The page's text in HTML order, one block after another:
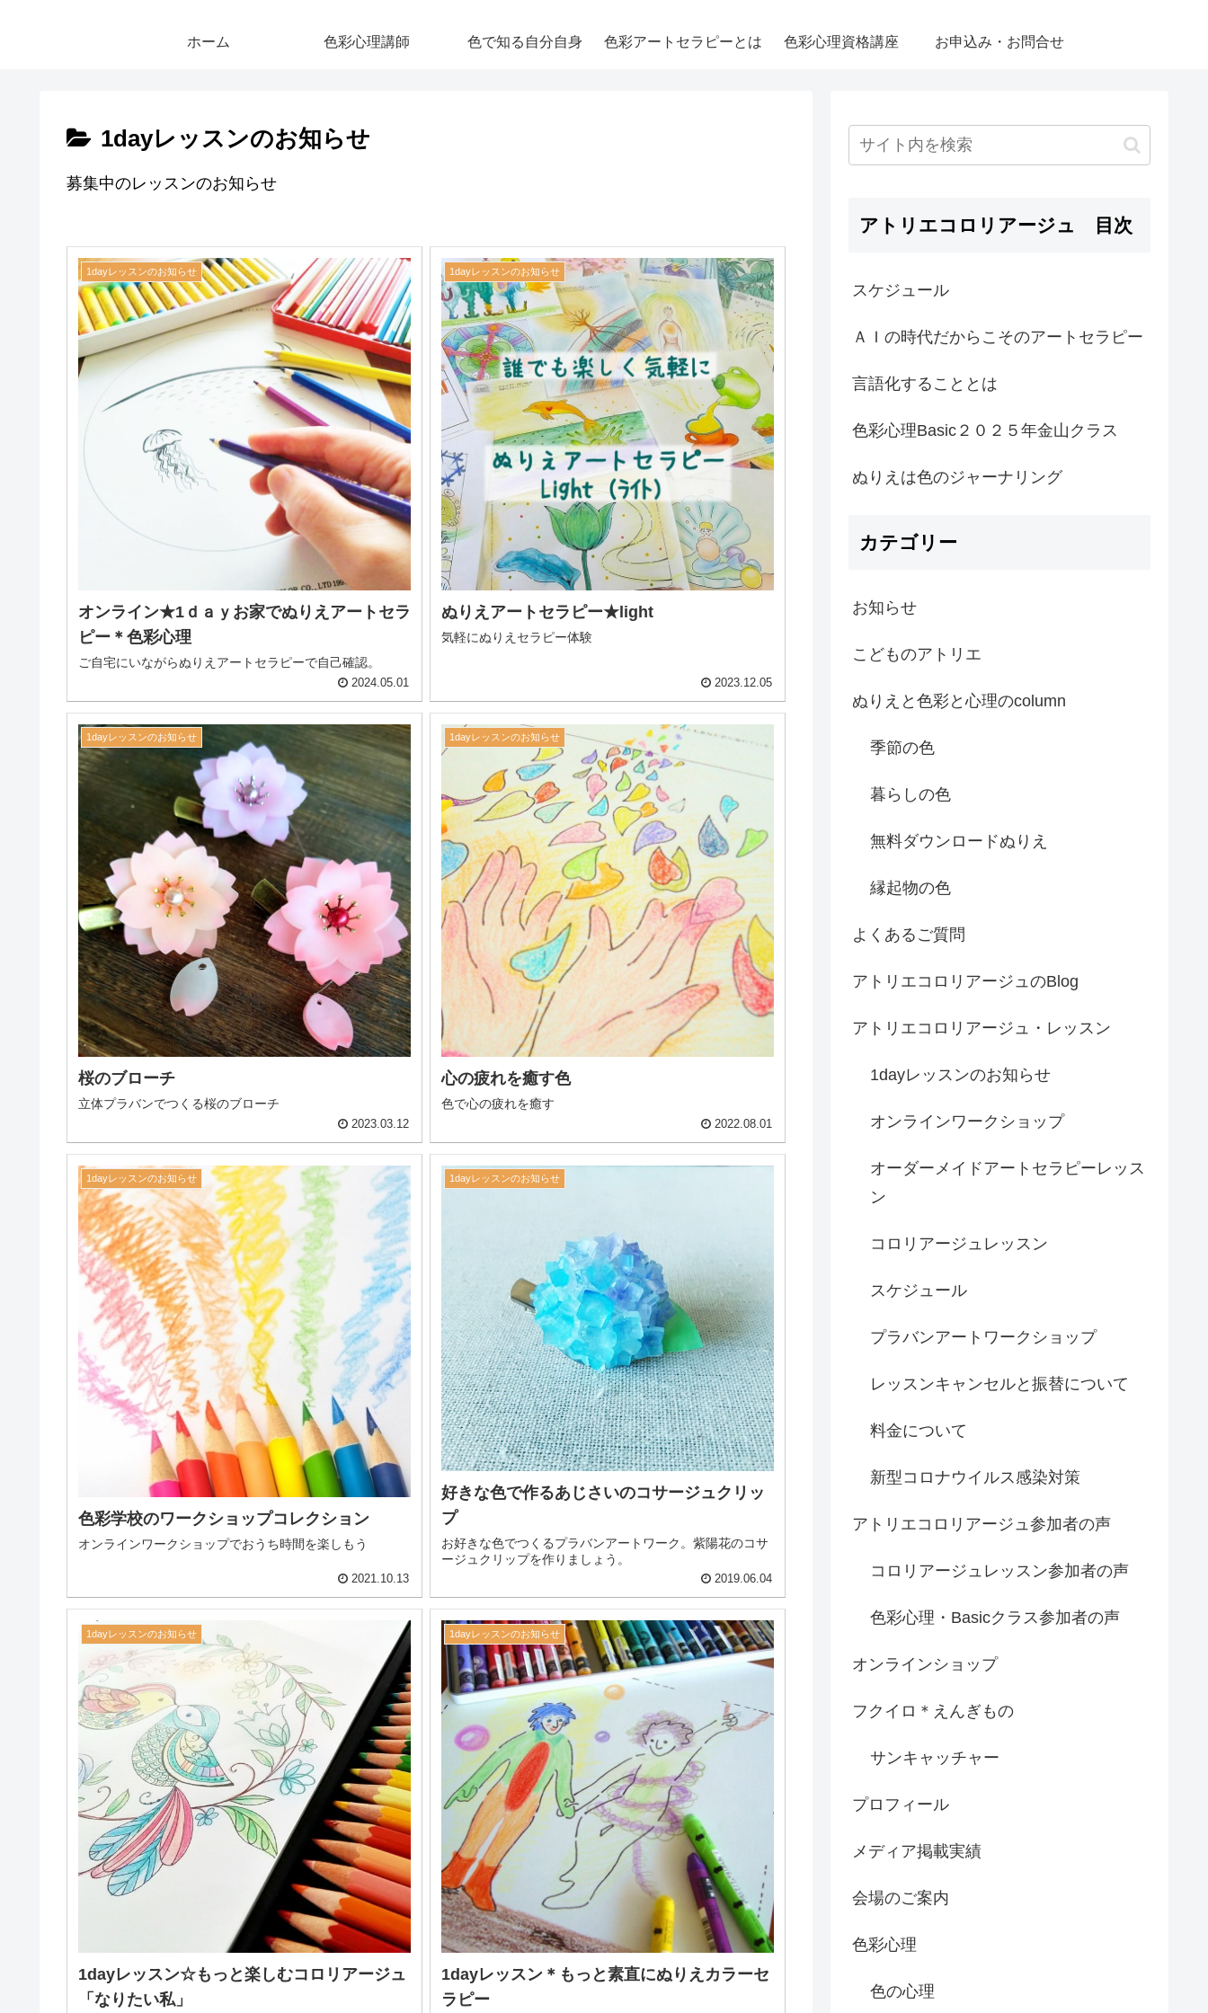
ホーム 色彩心理講師 色で知る自分自身 色彩アートセラピーとは 色彩心理資格講座 お申込み・お問合せ
1dayレッスンのお知らせ
募集中のレッスンのお知らせ
1dayレッスンのお知らせ
オンライン★1ｄａｙお家でぬりえアートセラ
ピー＊色彩心理
ご自宅にいながらぬりえアートセラピーで自己確認。
2024.05.01
1dayレッスンのお知らせ
ぬりえアートセラピー★light
気軽にぬりえセラピー体験
2023.12.05
1dayレッスンのお知らせ
桜のブローチ
立体プラバンでつくる桜のブローチ
2023.03.12
1dayレッスンのお知らせ
心の疲れを癒す色
色で心の疲れを癒す
2022.08.01
1dayレッスンのお知らせ
色彩学校のワークショップコレクション
オンラインワークショップでおうち時間を楽しもう
2021.10.13
1dayレッスンのお知らせ
好きな色で作るあじさいのコサージュクリッ
プ
お好きな色でつくるプラバンアートワーク。紫陽花のコサ
ージュクリップを作りましょう。
2019.06.04
1dayレッスンのお知らせ
1dayレッスン☆もっと楽しむコロリアージュ
「なりたい私」
1dayレッスンのお知らせ
1dayレッスン＊もっと素直にぬりえカラーセ
ラピー
アトリエコロリアージュ 目次
スケジュール
ＡＩの時代だからこそのアートセラピー
言語化することとは
色彩心理Basic２０２５年金山クラス
ぬりえは色のジャーナリング
カテゴリー
お知らせ
こどものアトリエ
ぬりえと色彩と心理のcolumn
季節の色
暮らしの色
無料ダウンロードぬりえ
縁起物の色
よくあるご質問
アトリエコロリアージュのBlog
アトリエコロリアージュ・レッスン
1dayレッスンのお知らせ
オンラインワークショップ
オーダーメイドアートセラピーレッス
ン
コロリアージュレッスン
スケジュール
プラバンアートワークショップ
レッスンキャンセルと振替について
料金について
新型コロナウイルス感染対策
アトリエコロリアージュ参加者の声
コロリアージュレッスン参加者の声
色彩心理・Basicクラス参加者の声
オンラインショップ
フクイロ＊えんぎもの
サンキャッチャー
プロフィール
メディア掲載実績
会場のご案内
色彩心理
色の心理